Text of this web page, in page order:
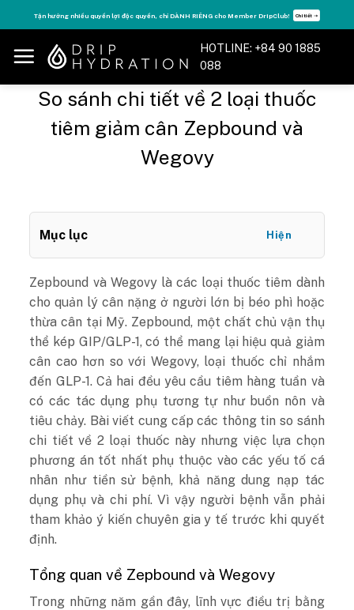
to
content
Tận hưởng nhiều quyền lợi độc quyền, chỉ DÀNH RIÊNG cho Member DripClub! Chi tiết ➝
HOTLINE: +84 90 1885
088
So sánh chi tiết về 2 loại thuốc
tiêm giảm cân Zepbound và
Wegovy
Mục lục Hiện
Zepbound và Wegovy là các loại thuốc tiêm dành
cho quản lý cân nặng ở người lớn bị béo phì hoặc
thừa cân tại Mỹ. Zepbound, một chất chủ vận thụ
thể kép GIP/GLP-1, có thể mang lại hiệu quả giảm
cân cao hơn so với Wegovy, loại thuốc chỉ nhắm
đến GLP-1. Cả hai đều yêu cầu tiêm hàng tuần và
có các tác dụng phụ tương tự như buồn nôn và
tiêu chảy. Bài viết cung cấp các thông tin so sánh
chi tiết về 2 loại thuốc này nhưng việc lựa chọn
phương án tốt nhất phụ thuộc vào các yếu tố cá
nhân như tiền sử bệnh, khả năng dung nạp tác
dụng phụ và chi phí. Vì vậy người bệnh vẫn phải
tham khảo ý kiến chuyên gia y tế trước khi quyết
định.
Tổng quan về Zepbound và Wegovy
Trong những năm gần đây, lĩnh vực điều trị bằng